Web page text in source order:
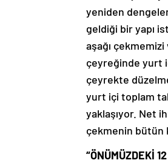
yeniden
geldiği bir yapı
aşağı
çeyreğinde yurt
çeyrekte
yurt içi toplam
yaklaşıyor. Net
çekmenin bütün
“ÖNÜMÜZDEKİ